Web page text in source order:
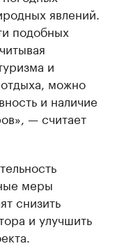
явлений.
подобных
и
можно
и наличие
— считает
меры
снизить
и улучшить